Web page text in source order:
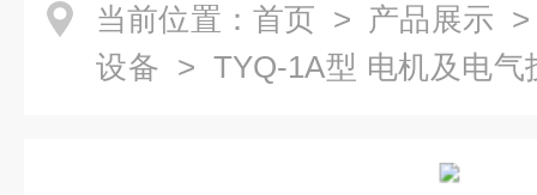
当前位置： 首页 > 产品展示
设备 > TYQ-1A型 电机及电气